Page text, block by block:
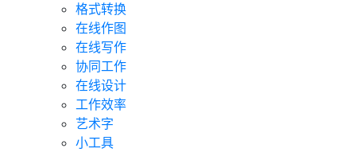
格式转换
在线作图
在线写作
协同工作
在线设计
工作效率
艺术字
小工具